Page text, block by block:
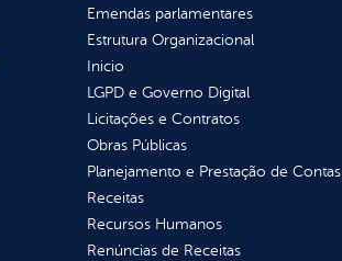
Emendas parlamentares
Estrutura Organizacional
Inicio
LGPD e Governo Digital
Licitações e Contratos
Obras Públicas
Planejamento e Prestação de Contas
Receitas
Recursos Humanos
Renúncias de Receitas